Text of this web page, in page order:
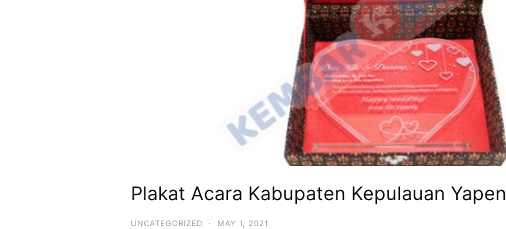
Plakat Acara Kabupaten Kepulauan Yapen
UNCATEGORIZED · MAY 1, 2021